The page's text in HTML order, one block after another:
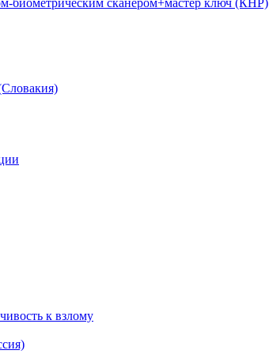
биометрическим сканером+мастер ключ (КНР)
к взлому